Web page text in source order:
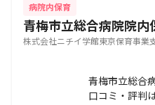
病院内保育
青梅市立総合病院院内
株式会社ニチイ学館東京保育事業
青梅市立総合
口コミ・評判